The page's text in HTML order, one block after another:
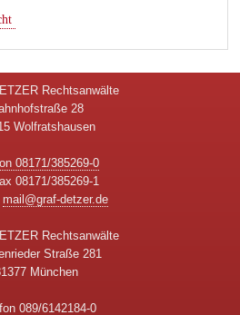
Rechtsanwälte
28
Wolfratshausen
08171/385269-0
08171/385269-1
mail@graf-detzer.de
Rechtsanwälte
Straße 281
München
089/6142184-0